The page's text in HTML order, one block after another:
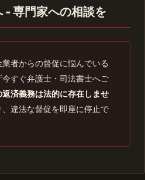
- 専門家への相談を
者からの督促に悩んでいる
すぐ弁護士・司法書士へご
返済義務は法的に存在しませ
違法な督促を即座に停止で